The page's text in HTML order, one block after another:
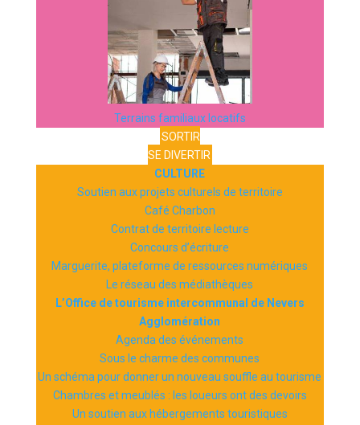
Terrains familiaux locatifs
SORTIR
SE DIVERTIR
CULTURE
Soutien aux projets culturels de territoire
Café Charbon
Contrat de territoire lecture
Concours d’écriture
Marguerite, plateforme de ressources numériques
Le réseau des médiathèques
L’Office de tourisme intercommunal de Nevers
Agglomération
Agenda des événements
Sous le charme des communes
Un schéma pour donner un nouveau souffle au tourisme
Chambres et meublés : les loueurs ont des devoirs
Un soutien aux hébergements touristiques